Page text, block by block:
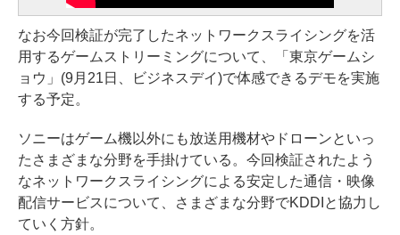
なお今回検証が完了したネットワークスライシングを活
用するゲームストリーミングについて、「東京ゲームシ
ョウ」(9月21日、ビジネスデイ)で体感できるデモを実施
する予定。
ソニーはゲーム機以外にも放送用機材やドローンといっ
たさまざまな分野を手掛けている。今回検証されたよう
なネットワークスライシングによる安定した通信・映像
配信サービスについて、さまざまな分野でKDDIと協力し
ていく方針。